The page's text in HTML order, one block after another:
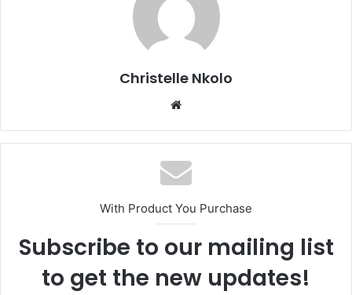
Christelle Nkolo
te
With Product You Purchase
Subscribe to our mailing list
to get the new updates!